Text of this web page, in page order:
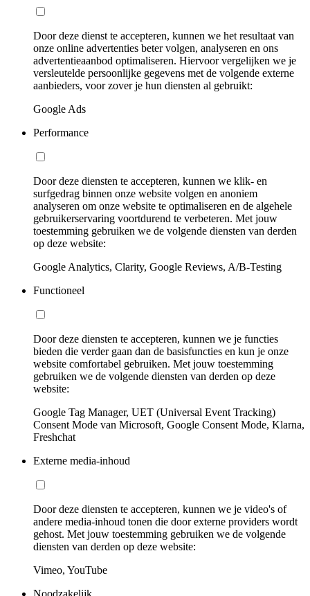
Door deze dienst te accepteren, kunnen we het resultaat van
onze online advertenties beter volgen, analyseren en ons
advertentieaanbod optimaliseren. Hiervoor vergelijken we je
versleutelde persoonlijke gegevens met de volgende externe
aanbieders, voor zover je hun diensten al gebruikt:
Google Ads
Performance
Door deze diensten te accepteren, kunnen we klik- en
surfgedrag binnen onze website volgen en anoniem
analyseren om onze website te optimaliseren en de algehele
gebruikerservaring voortdurend te verbeteren. Met jouw
toestemming gebruiken we de volgende diensten van derden
op deze website:
Google Analytics, Clarity, Google Reviews, A/B-Testing
Functioneel
Door deze diensten te accepteren, kunnen we je functies
bieden die verder gaan dan de basisfuncties en kun je onze
website comfortabel gebruiken. Met jouw toestemming
gebruiken we de volgende diensten van derden op deze
website:
Google Tag Manager, UET (Universal Event Tracking)
Consent Mode van Microsoft, Google Consent Mode, Klarna,
Freshchat
Externe media-inhoud
Door deze diensten te accepteren, kunnen we je video's of
andere media-inhoud tonen die door externe providers wordt
gehost. Met jouw toestemming gebruiken we de volgende
diensten van derden op deze website:
Vimeo, YouTube
Noodzakelijk